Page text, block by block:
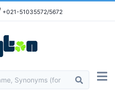
+021-51035572/5672